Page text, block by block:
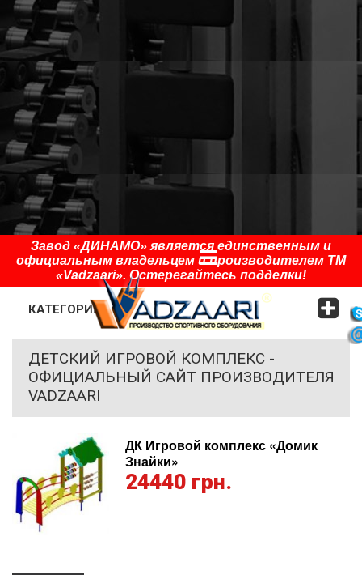
Завод «ДИНАМО» является единственным и
официальным владельцем и производителем ТМ
«Vadzaari». Остерегайтесь подделки!
КАТЕГОРИИ
ДЕТСКИЙ ИГРОВОЙ КОМПЛЕКС -
ОФИЦИАЛЬНЫЙ САЙТ ПРОИЗВОДИТЕЛЯ
VADZAARI
ДК Игровой комплекс «Домик
Знайки»
24440 грн.